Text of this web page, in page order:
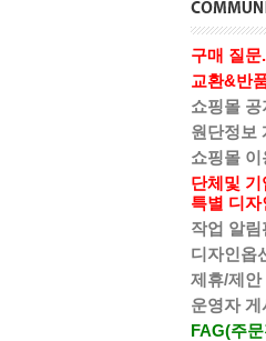
구매 질
교환&반
쇼핑몰 공
원단정보
쇼핑몰 이
단체및
특별 디자
작업 알림
디자인옵
제휴/제안
운영자 게
FAG(주